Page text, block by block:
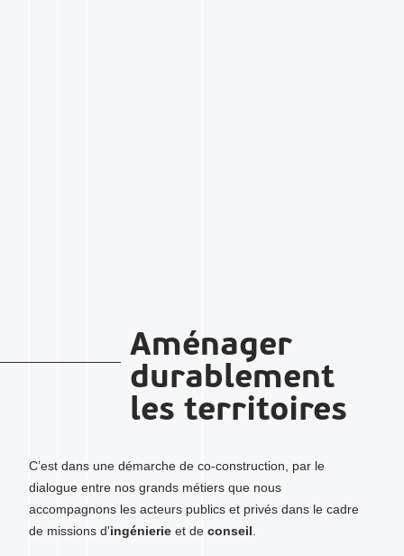
Aménager
durablement
les territoires
C’est dans une démarche de co-construction, par le
dialogue entre nos grands métiers que nous
accompagnons les acteurs publics et privés dans le cadre
de missions d'ingénierie et de conseil